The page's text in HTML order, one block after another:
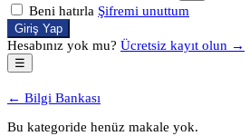
Beni hatırla Şifremi unuttum
Giriş Yap
Hesabınız yok mu? Ücretsiz kayıt olun →
☰
← Bilgi Bankası
Bu kategoride henüz makale yok.